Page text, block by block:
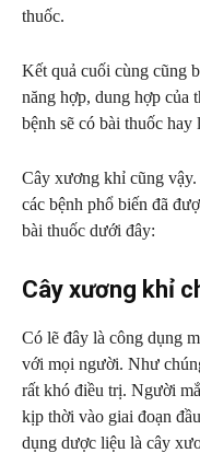
thuốc.
Kết quả cuối cùng cũng
năng hợp, dung hợp của
bệnh sẽ có bài thuốc
Cây xương khỉ cũng
các bệnh phổ biến đã
bài thuốc dưới đây:
Cây xương khỉ
Có lẽ đây là công dụng
với mọi người. Như
rất khó điều trị. Người
kịp thời vào giai đoạn
dụng dược liệu là cây